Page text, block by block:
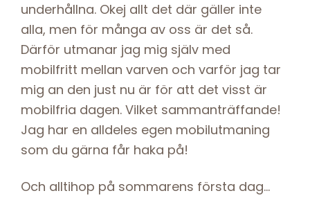
underhållna. Okej allt det där gäller inte
alla, men för många av oss är det så.
Därför utmanar jag mig själv med
mobilfritt mellan varven och varför jag tar
mig an den just nu är för att det visst är
mobilfria dagen. Vilket sammanträffande!
Jag har en alldeles egen mobilutmaning
som du gärna får haka på!
Och alltihop på sommarens första dag…